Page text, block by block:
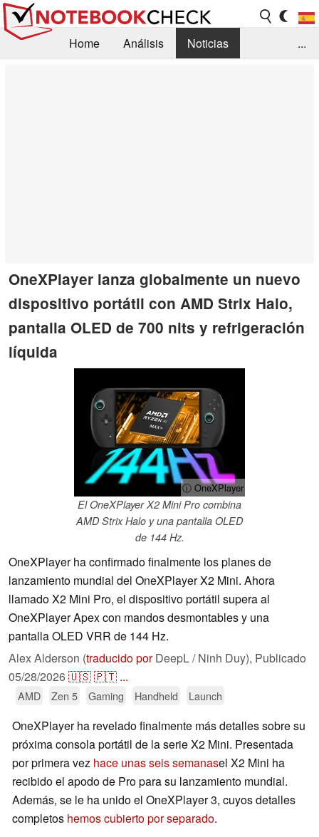
Home Análisis
Noticias
...
OneXPlayer lanza globalmente un nuevo
dispositivo portátil con AMD Strix Halo,
pantalla OLED de 700 nits y refrigeración
líquida
ⓘ OneXPlayer
El OneXPlayer X2 Mini Pro combina
AMD Strix Halo y una pantalla OLED
de 144 Hz.
OneXPlayer ha confirmado finalmente los planes de
lanzamiento mundial del OneXPlayer X2 Mini. Ahora
llamado X2 Mini Pro, el dispositivo portátil supera al
OneXPlayer Apex con mandos desmontables y una
pantalla OLED VRR de 144 Hz.
Alex Alderson (traducido porDeepL / Ninh Duy), Publicado
05/28/2026🇺🇸🇵🇹 ...
AMD Zen 5 Gaming Handheld Launch
OneXPlayer ha revelado finalmente más detalles sobre su
próxima consola portátil de la serie X2 Mini. Presentada
por primera vez hace unas seis semanasel X2 Mini ha
recibido el apodo de Pro para su lanzamiento mundial.
Además, se le ha unido el OneXPlayer 3, cuyos detalles
completos hemos cubierto por separado.